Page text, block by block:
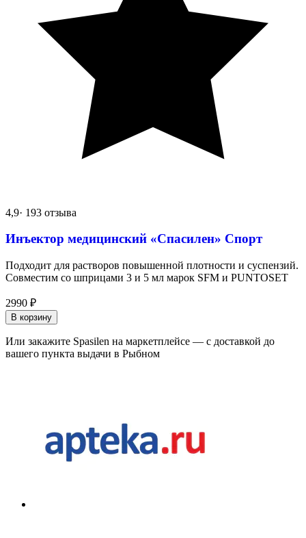
4,9· 193 отзыва
Инъектор медицинский «Спасилен» Спорт
Подходит для растворов повышенной плотности и суспензий.
Совместим со шприцами 3 и 5 мл марок SFM и PUNTOSET
2990 ₽
В корзину
Или закажите Spasilen на маркетплейсе — с доставкой до
вашего пункта выдачи в Рыбном